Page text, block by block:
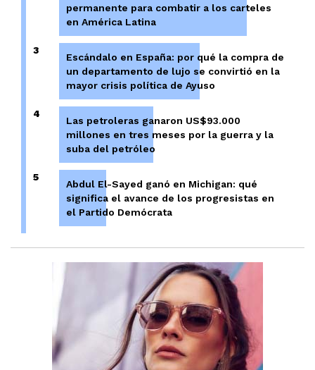
permanente para combatir a los carteles
en América Latina
3
Escándalo en España: por qué la compra de
un departamento de lujo se convirtió en la
mayor crisis política de Ayuso
4
Las petroleras ganaron US$93.000
millones en tres meses por la guerra y la
suba del petróleo
5
Abdul El-Sayed ganó en Michigan: qué
significa el avance de los progresistas en
el Partido Demócrata